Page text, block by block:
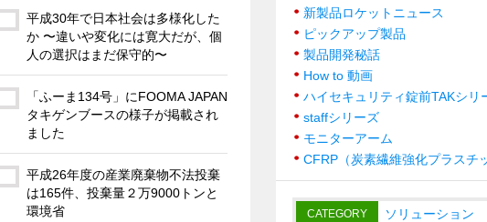
平成30年で日本社会は多様化した
か 〜違いや変化には寛大だが、個
人の選択はまだ保守的〜
「ふーま134号」にFOOMA JAPAN
タキゲンブースの様子が掲載され
ました
平成26年度の産業廃棄物不法投棄
は165件、投棄量２万9000トンと
環境省
新製品ロケットニュース
ピックアップ製品
製品開発秘話
How to 動画
ハイセキュリティ錠前TAKシリ
staffシリーズ
モニターアーム
CFRP（炭素繊維強化プラスチ
CATEGORY ソリューション